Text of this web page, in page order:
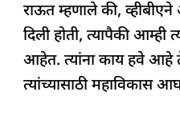
राऊत म्हणाले की, व्हीबीएने
दिली होती, त्यापैकी आम्ही
आहेत. त्यांना काय हवे आहे
त्यांच्यासाठी महाविकास